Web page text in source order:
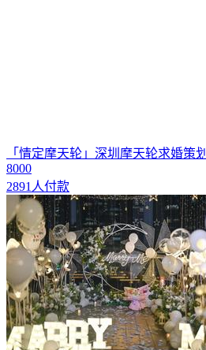
「情定摩天轮」深圳摩天轮求婚策划
8000
2891人付款